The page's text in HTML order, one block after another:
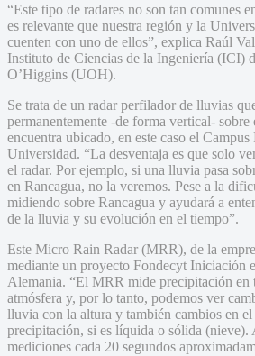
“Este tipo de radares no son tan comunes
es relevante que nuestra región y la
cuenten con uno de ellos”, explica Raúl
Instituto de Ciencias de la Ingeniería (ICI)
O’Higgins (UOH).
Se trata de un radar perfilador de lluvias
permanentemente -de forma vertical- sobre
encuentra ubicado, en este caso el Campus
Universidad. “La desventaja es que solo
el radar. Por ejemplo, si una lluvia pasa
en Rancagua, no la veremos. Pese a la
midiendo sobre Rancagua y ayudará a
de la lluvia y su evolución en el tiempo”.
Este Micro Rain Radar (MRR), de la
mediante un proyecto Fondecyt Iniciación
Alemania. “El MRR mide precipitación en
atmósfera y, por lo tanto, podemos ver
lluvia con la altura y también cambios en el
precipitación, si es líquida o sólida (nieve).
mediciones cada 20 segundos